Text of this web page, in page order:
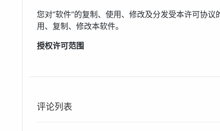
您对“软件”的复制、使用、修改及分发受本许可协
用、复制、修改本软件。
授权许可范围
这些源码制作自己的应用。
外的环境，比如客户端脱离uni-app，或服务端脱
评论列表